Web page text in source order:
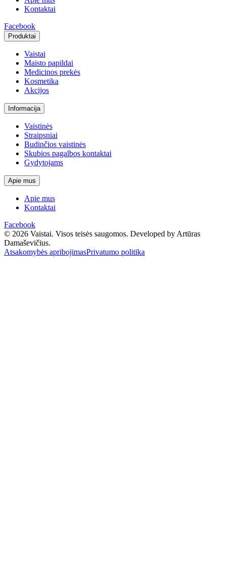
Kontaktai
Facebook
Produktai
Vaistai
Maisto papildai
Medicinos prekės
Kosmetika
Akcijos
Informacija
Vaistinės
Straipsniai
Budinčios vaistinės
Skubios pagalbos kontaktai
Gydytojams
Apie mus
Apie mus
Kontaktai
Facebook
© 2026 Vaistai. Visos teisės saugomos. Developed by Artūras
Damaševičius.
Atsakomybės apribojimasPrivatumo politika